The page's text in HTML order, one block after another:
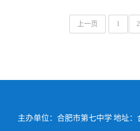
上一页 1 2
主办单位：合肥市第七中学 地址